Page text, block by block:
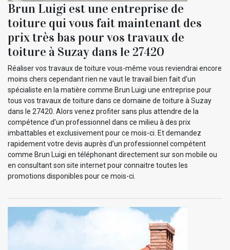
Brun Luigi est une entreprise de
toiture qui vous fait maintenant des
prix très bas pour vos travaux de
toiture à Suzay dans le 27420
Réaliser vos travaux de toiture vous-même vous reviendrai encore
moins chers cependant rien ne vaut le travail bien fait d’un
spécialiste en la matière comme Brun Luigi une entreprise pour
tous vos travaux de toiture dans ce domaine de toiture à Suzay
dans le 27420. Alors venez profiter sans plus attendre de la
compétence d’un professionnel dans ce milieu à des prix
imbattables et exclusivement pour ce mois-ci. Et demandez
rapidement votre devis auprès d’un professionnel compétent
comme Brun Luigi en téléphonant directement sur son mobile ou
en consultant son site internet pour connaitre toutes les
promotions disponibles pour ce mois-ci.